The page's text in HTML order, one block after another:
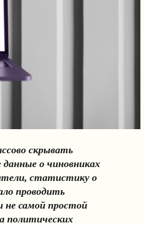
скрывать
о чиновниках
статистику о
проводить
не самой простой
политических